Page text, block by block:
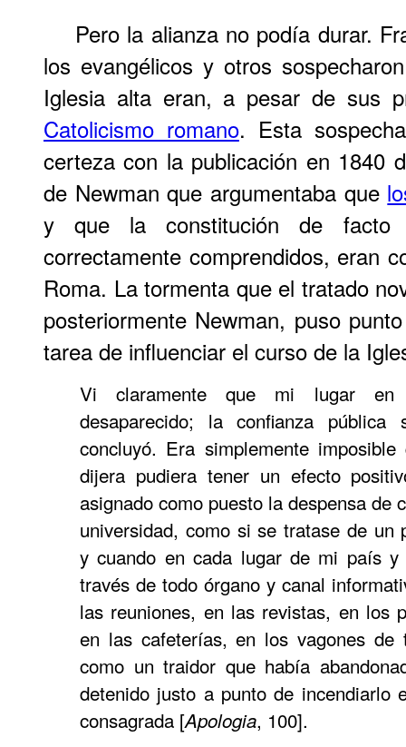
Pero la alianza no podía durar.
los evangélicos y otros
Iglesia alta eran, a pesar de sus
Catolicismo romano. Esta
certeza con la publicación en 1840
de Newman que argumentaba que
y que la constitución de
correctamente comprendidos, eran
Roma. La tormenta que el tratado
posteriormente Newman, puso
tarea de influenciar el curso de la
Vi claramente que mi lugar en
desaparecido; la confianza
concluyó. Era simplemente
dijera pudiera tener un efecto
asignado como puesto la despensa de
universidad, como si se tratase de un
y cuando en cada lugar de mi país
través de todo órgano y canal
las reuniones, en las revistas, en los
en las cafeterías, en los vagones de
como un traidor que había
detenido justo a punto de incendiarlo
consagrada [Apologia, 100].